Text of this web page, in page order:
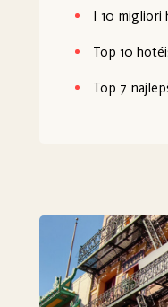
I 10 migliori
Top 10
Top 7